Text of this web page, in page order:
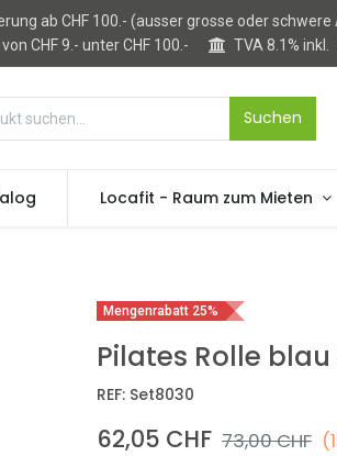
ab CHF 100.- (ausser grosse oder
CHF 9.- unter CHF 100.-
TVA 8.1%
Suchen
Locafit - Raum zum Mieten
Mengenrabatt 25%
Pilates Rolle
REF: Set8030
62,05 CHF 73,00CHF